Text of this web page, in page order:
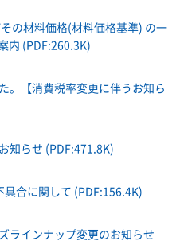
の材料価格(材料価格基準) の一
内 (PDF:260.3K)
。【消費税率変更に伴うお知ら
知らせ (PDF:471.8K)
合に関して (PDF:156.4K)
インナップ変更のお知らせ